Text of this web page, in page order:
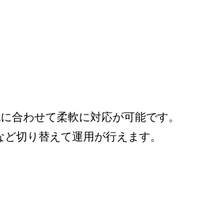
合わせて柔軟に対応が可能です。
切り替えて運用が行えます。